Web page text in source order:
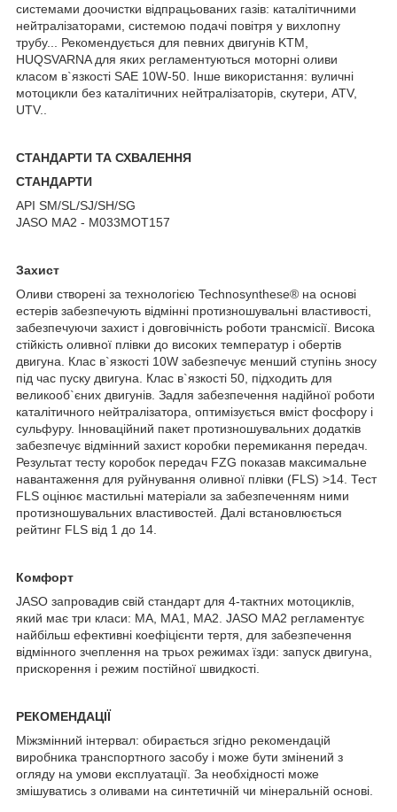
системами доочистки відпрацьованих газів: каталітичними
нейтралізаторами, системою подачі повітря у вихлопну
трубу... Рекомендується для певних двигунів KTM,
HUQSVARNA для яких регламентуються моторні оливи
класом в`язкості SAE 10W-50. Інше використання: вуличні
мотоцикли без каталітичних нейтралізаторів, скутери, ATV,
UTV..
СТАНДАРТИ ТА СХВАЛЕННЯ
СТАНДАРТИ
API SM/SL/SJ/SH/SG
JASO MA2 - M033MOT157
Захист
Оливи створені за технологією Technosynthese® на основі
естерів забезпечують відмінні протизношувальні властивості,
забезпечуючи захист і довговічність роботи трансмісії. Висока
стійкість оливної плівки до високих температур і обертів
двигуна. Клас в`язкості 10W забезпечує менший ступінь зносу
під час пуску двигуна. Клас в`язкості 50, підходить для
великооб`єних двигунів. Задля забезпечення надійної роботи
каталітичного нейтралізатора, оптимізується вміст фосфору і
сульфуру. Інноваційний пакет протизношувальних додатків
забезпечує відмінний захист коробки перемикання передач.
Результат тесту коробок передач FZG показав максимальне
навантаження для руйнування оливної плівки (FLS) >14. Тест
FLS оцінює мастильні матеріали за забезпеченням ними
протизношувальних властивостей. Далі встановлюється
рейтинг FLS від 1 до 14.
Комфорт
JASO запровадив свій стандарт для 4-тактних мотоциклів,
який має три класи: МА, МА1, МА2. JASO MA2 регламентує
найбільш ефективні коефіцієнти тертя, для забезпечення
відмінного зчеплення на трьох режимах їзди: запуск двигуна,
прискорення і режим постійної швидкості.
РЕКОМЕНДАЦІЇ
Міжзмінний інтервал: обирається згідно рекомендацій
виробника транспортного засобу і може бути змінений з
огляду на умови експлуатації. За необхідності може
змішуватись з оливами на синтетичній чи мінеральній основі.